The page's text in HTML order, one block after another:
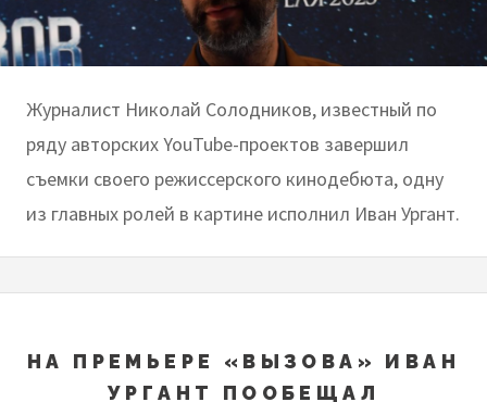
Журналист Николай Солодников, известный по
ряду авторских YouTube-проектов завершил
съемки своего режиссерского кинодебюта, одну
из главных ролей в картине исполнил Иван Ургант.
НА ПРЕМЬЕРЕ «ВЫЗОВА» ИВАН
УРГАНТ ПООБЕЩАЛ